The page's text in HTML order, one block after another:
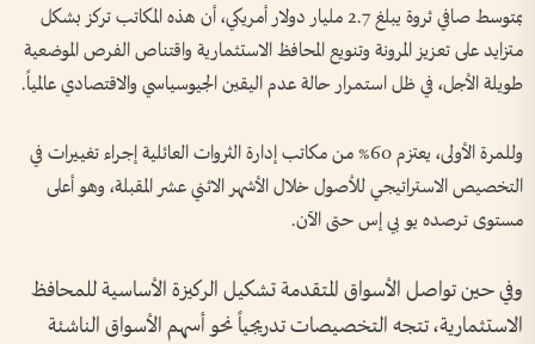
بمتوسط صافي ثروة يبلغ 2.7 مليار دولار أمريكي، أن هذه المكاتب تركز بشكل
متزايد على تعزيز المرونة وتنويع المحافظ الاستثمارية واقتناص الفرص الموضعية
طويلة الأجل، في ظل استمرار حالة عدم اليقين الجيوسياسي والاقتصادي عالمياً.
وللمرة الأولى، يعتزم 60% من مكاتب إدارة الثروات العائلية إجراء تغييرات في
التخصيص الاستراتيجي للأصول خلال الأشهر الاثني عشر المقبلة، وهو أعلى
مستوى ترصده يو بي إس حتى الآن.
وفي حين تواصل الأسواق المتقدمة تشكيل الركيزة الأساسية للمحافظ
الاستثمارية، تتجه التخصيصات تدريجياً نحو أسهم الأسواق الناشئة